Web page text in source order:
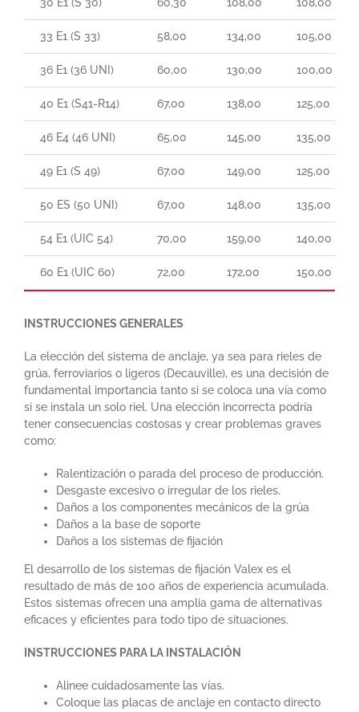
33 E1 (S 33) 58,00 134,00 105,00
36 E1 (36 UNI) 60,00 130,00 100,00
40 E1 (S41-R14) 67,00 138,00 125,00
46 E4 (46 UNI) 65,00 145,00 135,00
49 E1 (S 49) 67,00 149,00 125,00
50 ES (50 UNI) 67,00 148,00 135,00
54 E1 (UIC 54) 70,00 159,00 140,00
60 E1 (UIC 60) 72,00 172,00 150,00
INSTRUCCIONES GENERALES
La elección del sistema de anclaje, ya sea para rieles de
grúa, ferroviarios o ligeros (Decauville), es una decisión de
fundamental importancia tanto si se coloca una vía como
si se instala un solo riel. Una elección incorrecta podría
tener consecuencias costosas y crear problemas graves
como:
Ralentización o parada del proceso de producción.
Desgaste excesivo o irregular de los rieles.
Daños a los componentes mecánicos de la grúa
Daños a la base de soporte
Daños a los sistemas de fijación
El desarrollo de los sistemas de fijación Valex es el
resultado de más de 100 años de experiencia acumulada.
Estos sistemas ofrecen una amplia gama de alternativas
eficaces y eficientes para todo tipo de situaciones.
INSTRUCCIONES PARA LA INSTALACIÓN
Alinee cuidadosamente las vías.
Coloque las placas de anclaje en contacto directo